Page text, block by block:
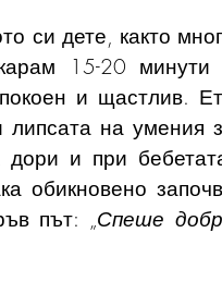
си дете, както
15-20 минути
и щастлив.
на умения
и при
обикновено
път: „Спеше